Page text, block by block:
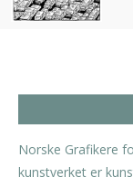
Norske Grafikere
kunstverket er